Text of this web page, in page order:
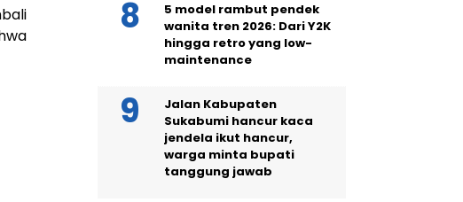
5 model rambut pendek
wanita tren 2026: Dari Y2K
hingga retro yang low-
maintenance
Jalan Kabupaten
Sukabumi hancur kaca
jendela ikut hancur,
warga minta bupati
tanggung jawab